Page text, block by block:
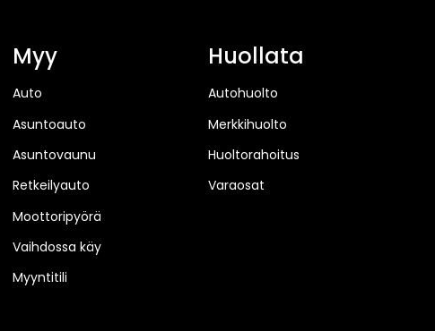
Myy
Auto
Asuntoauto
Asuntovaunu
Retkeilyauto
Moottoripyörä
Vaihdossa käy
Myyntitili
Huollata
Autohuolto
Merkkihuolto
Huoltorahoitus
Varaosat